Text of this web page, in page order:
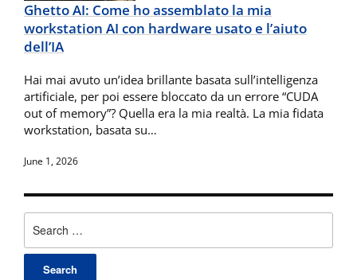
for:
Ghetto AI: Come ho assemblato la mia
workstation AI con hardware usato e l’aiuto
dell’IA
Hai mai avuto un’idea brillante basata sull’intelligenza
artificiale, per poi essere bloccato da un errore “CUDA
out of memory”? Quella era la mia realtà. La mia fidata
workstation, basata su…
June 1, 2026